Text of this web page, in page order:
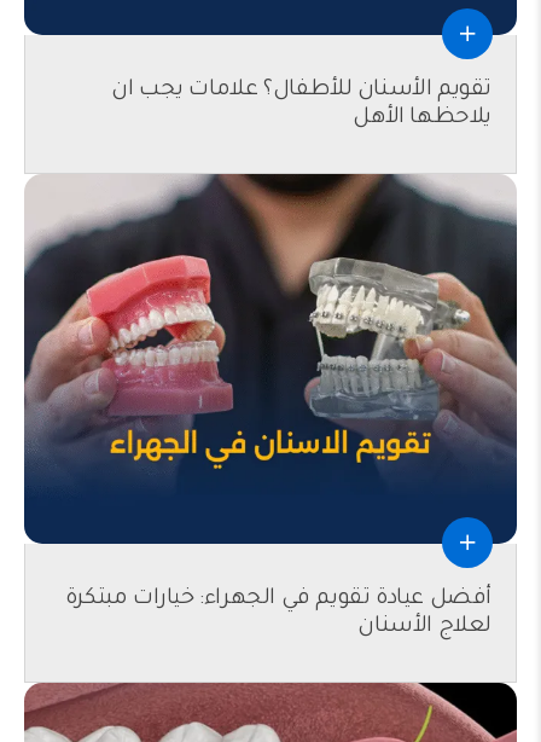
تقويم الأسنان للأطفال؟ علامات يجب ان
يلاحظها الأهل
أفضل عيادة تقويم في الجهراء: خيارات مبتكرة
لعلاج الأسنان